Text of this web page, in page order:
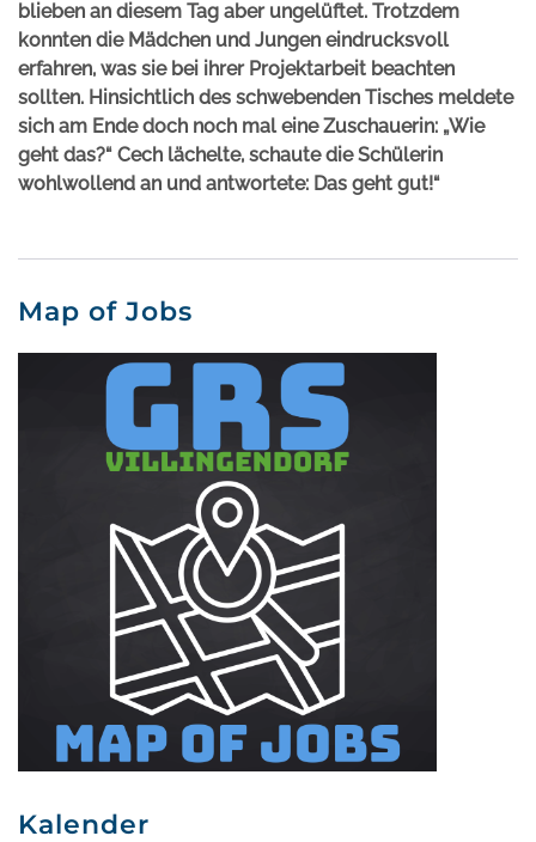
blieben an diesem Tag aber ungelüftet. Trotzdem
konnten die Mädchen und Jungen eindrucksvoll
erfahren, was sie bei ihrer Projektarbeit beachten
sollten. Hinsichtlich des schwebenden Tisches meldete
sich am Ende doch noch mal eine Zuschauerin: „Wie
geht das?“ Cech lächelte, schaute die Schülerin
wohlwollend an und antwortete: Das geht gut!“
Map of Jobs
Kalender